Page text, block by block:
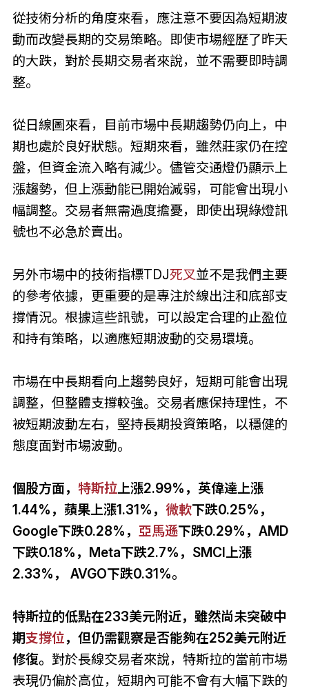
從技術分析的角度來看，應注意不要因為短期波
動而改變長期的交易策略。即使市場經歷了昨天
的大跌，對於長期交易者來說，並不需要即時調
整。
從日線圖來看，目前市場中長期趨勢仍向上，中
期也處於良好狀態。短期來看，雖然莊家仍在控
盤，但資金流入略有減少。儘管交通燈仍顯示上
漲趨勢，但上漲動能已開始減弱，可能會出現小
幅調整。交易者無需過度擔憂，即使出現綠燈訊
號也不必急於賣出。
另外市場中的技術指標TDJ死叉並不是我們主要
的參考依據，更重要的是專注於線出注和底部支
撐情況。根據這些訊號，可以設定合理的止盈位
和持有策略，以適應短期波動的交易環境。
市場在中長期看向上趨勢良好，短期可能會出現
調整，但整體支撐較強。交易者應保持理性，不
被短期波動左右，堅持長期投資策略，以穩健的
態度面對市場波動。
個股方面， 特斯拉上漲2.99%，英偉達上漲
1.44%，蘋果上漲1.31%， 微軟下跌0.25%，
Google下跌0.28%， 亞馬遜下跌0.29%，AMD
下跌0.18%，Meta下跌2.7%，SMCI上漲
2.33%， AVGO下跌0.31%。
特斯拉的低點在233美元附近，雖然尚未突破中
期支撐位，但仍需觀察是否能夠在252美元附近
修復。 對於長線交易者來說，特斯拉的當前市場
表現仍偏於高位，短期內可能不會有大幅下跌的